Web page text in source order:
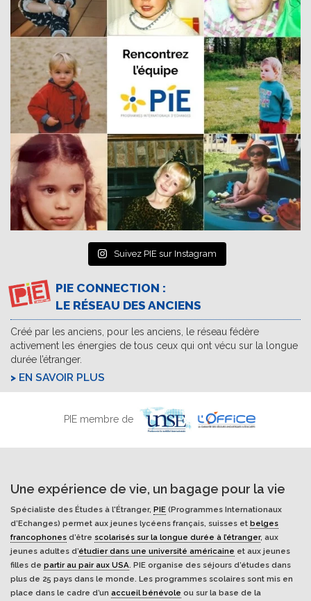
Suivez PIE sur Instagram
PIE CONNECTION :
LE RÉSEAU DES ANCIENS
Créé par les anciens, pour les anciens, le réseau fédère
activement les énergies de tous ceux qui ont vécu sur la longue
durée l’étranger.
EN SAVOIR PLUS
PIE membre de
Une expérience de vie, un bagage pour la vie
Spécialiste des Études à l'Étranger, PIE (Programmes Internationaux
d’Echanges) permet aux jeunes lycéens français, suisses et belges
francophones d’être scolarisés sur la longue durée à l’étranger, aux
jeunes adultes d’étudier dans une université américaine et aux jeunes
filles de partir au pair aux USA. PIE organise des séjours d’études dans
plus de 25 pays dans le monde. Les programmes scolaires sont mis en
place dans le cadre d’un accueil bénévole ou sur la base de la